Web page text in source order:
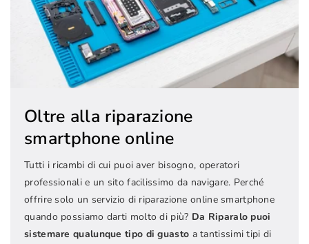
Oltre alla riparazione
smartphone online
Tutti i ricambi di cui puoi aver bisogno, operatori
professionali e un sito facilissimo da navigare. Perché
offrire solo un servizio di riparazione online smartphone
quando possiamo darti molto di più? Da Riparalo puoi
sistemare qualunque tipo di guasto a tantissimi tipi di